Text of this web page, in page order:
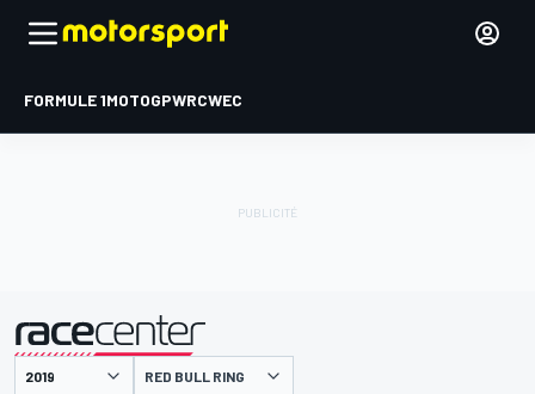
FORMULE 1MOTOGPWRCWEC
présenté par RED BULL RING